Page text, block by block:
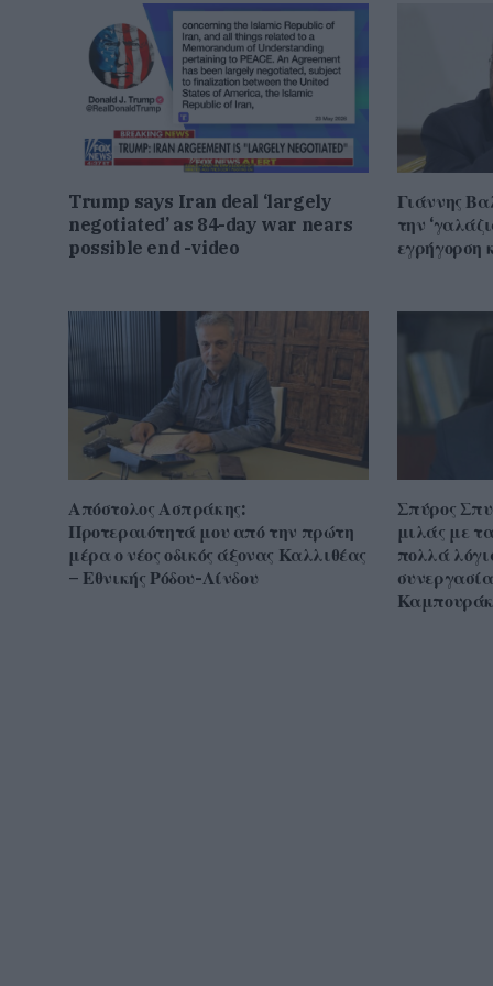
Trump says Iran deal ‘largely
negotiated’ as 84-day war nears
possible end -video
Γιάννης
την
εγρήγορση
Απόστολος Ασπράκης:
Προτεραιότητά μου από την πρώτη
μέρα ο νέος οδικός άξονας Καλλιθέας
– Εθνικής Ρόδου-Λίνδου
Σπύρος
μιλάς με
πολλά